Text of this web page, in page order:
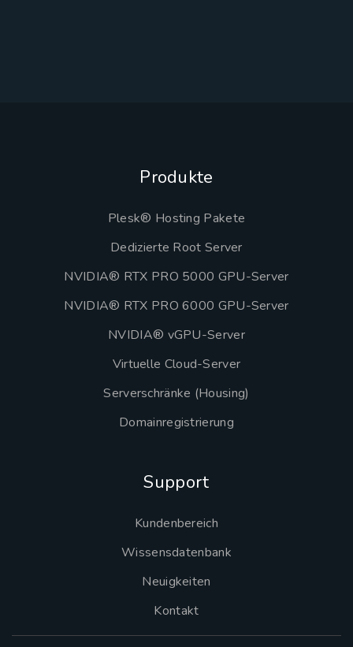
Produkte
Plesk® Hosting Pakete
Dedizierte Root Server
NVIDIA® RTX PRO 5000 GPU-Server
NVIDIA® RTX PRO 6000 GPU-Server
NVIDIA® vGPU-Server
Virtuelle Cloud-Server
Serverschränke (Housing)
Domainregistrierung
Support
Kundenbereich
Wissensdatenbank
Neuigkeiten
Kontakt